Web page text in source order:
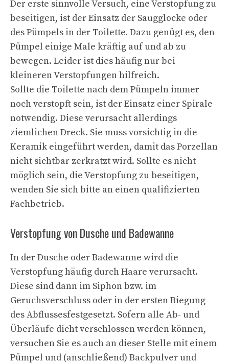
Der erste sinnvolle Versuch, eine Verstopfung zu
beseitigen, ist der Einsatz der Saugglocke oder
des Pümpels in der Toilette. Dazu genügt es, den
Pümpel einige Male kräftig auf und ab zu
bewegen. Leider ist dies häufig nur bei
kleineren Verstopfungen hilfreich.
Sollte die Toilette nach dem Pümpeln immer
noch verstopft sein, ist der Einsatz einer Spirale
notwendig. Diese verursacht allerdings
ziemlichen Dreck. Sie muss vorsichtig in die
Keramik eingeführt werden, damit das Porzellan
nicht sichtbar zerkratzt wird. Sollte es nicht
möglich sein, die Verstopfung zu beseitigen,
wenden Sie sich bitte an einen qualifizierten
Fachbetrieb.
Verstopfung von Dusche und Badewanne
In der Dusche oder Badewanne wird die
Verstopfung häufig durch Haare verursacht.
Diese sind dann im Siphon bzw. im
Geruchsverschluss oder in der ersten Biegung
des Abflussesfestgesetzt. Sofern alle Ab- und
Überläufe dicht verschlossen werden können,
versuchen Sie es auch an dieser Stelle mit einem
Pümpel und (anschließend) Backpulver und